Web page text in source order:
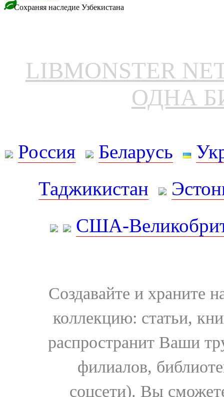
Сохраняя наследие Узбекистана
LIBMONSTER
ОДНА
Россия Беларусь
Таджикистан
США-
Создавайте и храните
коллекцию: статьи,
распространит Ваши
филиалов,
соцсети). Вы